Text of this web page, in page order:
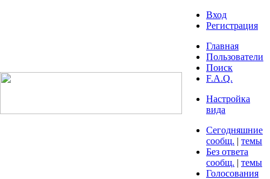
Вход
Регистрация
Главная
Пользователи
Поиск
F.A.Q.
Настройка
вида
Сегодняшние
сообщ. | темы
Без ответа
сообщ. | темы
Голосования